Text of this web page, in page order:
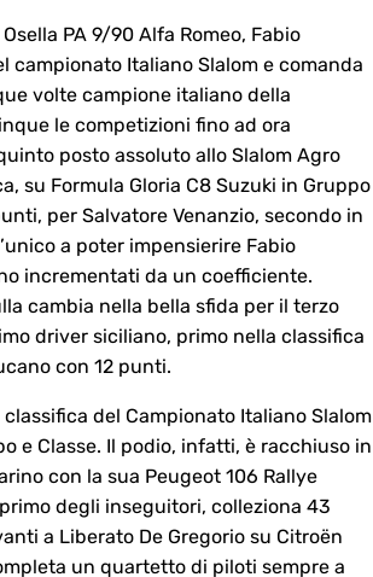
PA 9/90 Alfa Romeo, Fabio
campionato Italiano Slalom e comanda
volte campione italiano della
le competizioni fino ad ora
posto assoluto allo Slalom Agro
su Formula Gloria C8 Suzuki in Gruppo
per Salvatore Venanzio, secondo in
a poter impensierire Fabio
incrementati da un coefficiente.
cambia nella bella sfida per il terzo
driver siciliano, primo nella classifica
con 12 punti.
del Campionato Italiano Slalom
e Classe. Il podio, infatti, è racchiuso in
con la sua Peugeot 106 Rallye
degli inseguitori, colleziona 43
a Liberato De Gregorio su Citroën
un quartetto di piloti sempre a